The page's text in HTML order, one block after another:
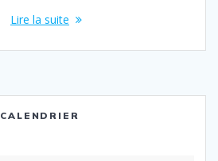
Lire la suite
CALENDRIER